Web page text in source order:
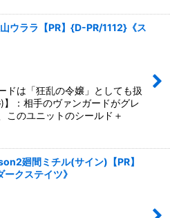
ウララ【PR】{D-PR/1112}《ス
ドは「狂乱の令嬢」としても扱
】：相手のヴァンガードがグレ
このユニットのシールド＋
廻間ミチル(サイン)【PR】
クステイツ》